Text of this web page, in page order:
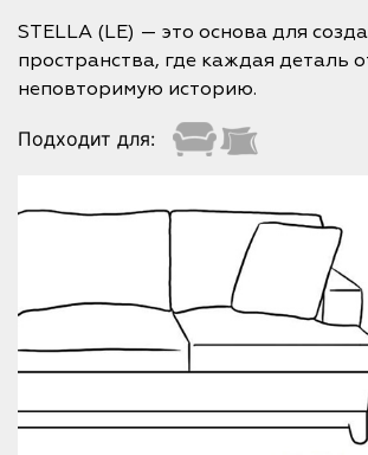
STELLA (LE) — это основа для
пространства, где каждая деталь
неповторимую историю.
Подходит для: